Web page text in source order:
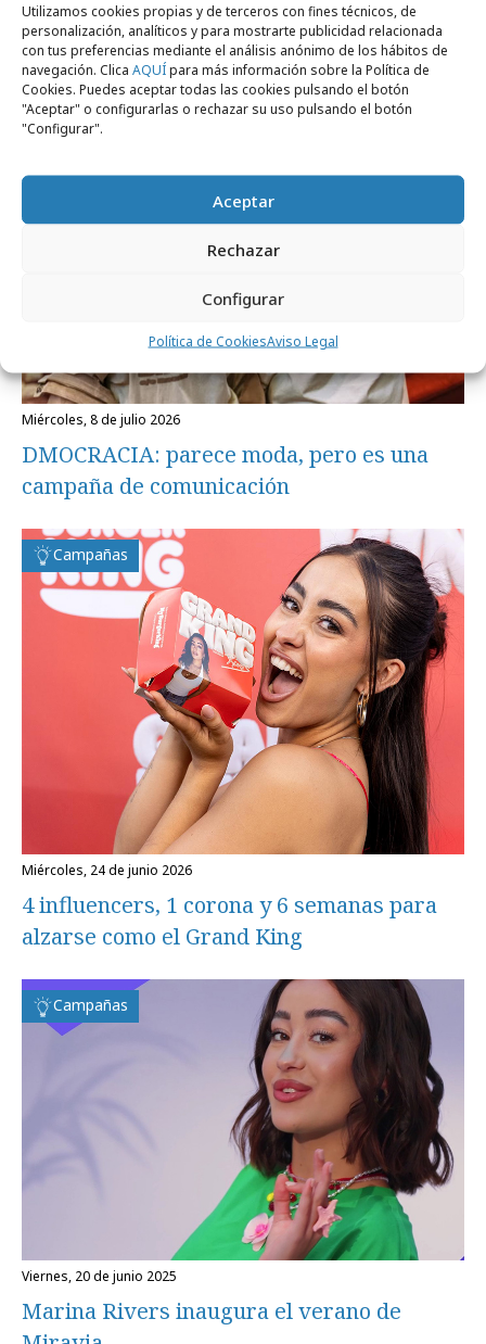
Utilizamos cookies propias y de terceros con fines técnicos, de
personalización, analíticos y para mostrarte publicidad relacionada
con tus preferencias mediante el análisis anónimo de los hábitos de
navegación. Clica AQUÍpara más información sobre la Política de
Cookies. Puedes aceptar todas las cookies pulsando el botón
"Aceptar" o configurarlas o rechazar su uso pulsando el botón
"Configurar".
Aceptar
Rechazar
Configurar
Política de CookiesAviso Legal
Noticias Relacionadas
Campañas
miércoles, 8 de julio 2026
DMOCRACIA: parece moda, pero es una
campaña de comunicación
Campañas
miércoles, 24 de junio 2026
4 influencers, 1 corona y 6 semanas para
alzarse como el Grand King
Campañas
viernes, 20 de junio 2025
Marina Rivers inaugura el verano de